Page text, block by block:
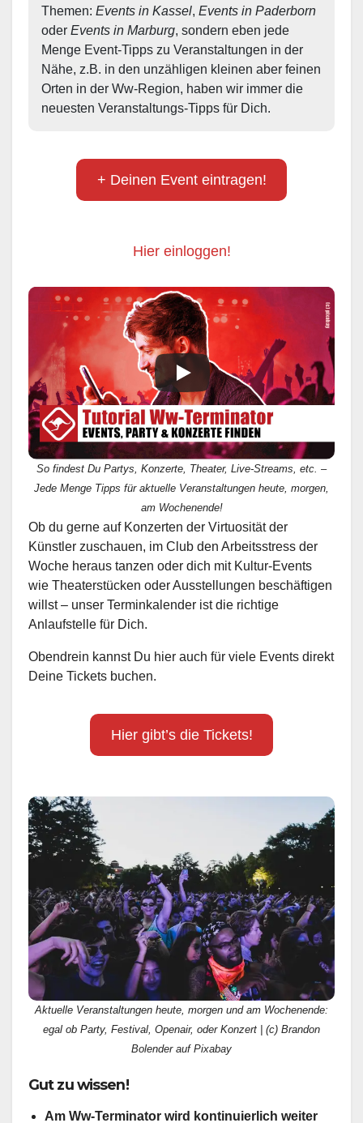
Themen: Events in Kassel, Events in Paderborn
oder Events in Marburg, sondern eben jede
Menge Event-Tipps zu Veranstaltungen in der
Nähe, z.B. in den unzähligen kleinen aber feinen
Orten in der Ww-Region, haben wir immer die
neuesten Veranstaltungs-Tipps für Dich.
+ Deinen Event eintragen!
Hier einloggen!
So findest Du Partys, Konzerte, Theater, Live-Streams, etc. –
Jede Menge Tipps für aktuelle Veranstaltungen heute, morgen,
am Wochenende!
Ob du gerne auf Konzerten der Virtuosität der
Künstler zuschauen, im Club den Arbeitsstress der
Woche heraus tanzen oder dich mit Kultur-Events
wie Theaterstücken oder Ausstellungen beschäftigen
willst – unser Terminkalender ist die richtige
Anlaufstelle für Dich.
Obendrein kannst Du hier auch für viele Events direkt
Deine Tickets buchen.
Hier gibt’s die Tickets!
Aktuelle Veranstaltungen heute, morgen und am Wochenende:
egal ob Party, Festival, Openair, oder Konzert | (c) Brandon
Bolender auf Pixabay
Gut zu wissen!
Am Ww-Terminator wird kontinuierlich weiter